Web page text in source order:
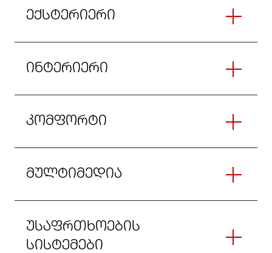
ექსტერიერი
ინტერიერი
კომფორტი
მულტიმედია
უსაფრთხოების
სისტემები